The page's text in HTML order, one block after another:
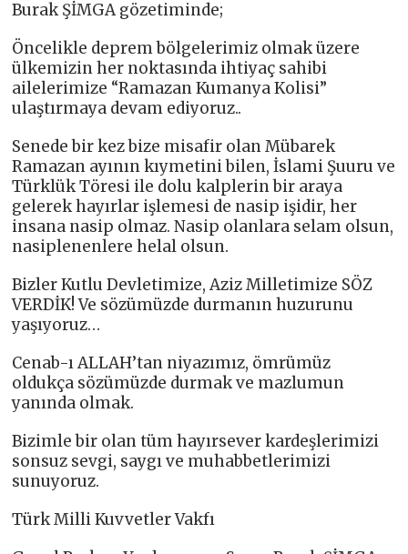
Burak ŞİMGA gözetiminde;
Öncelikle deprem bölgelerimiz olmak üzere
ülkemizin her noktasında ihtiyaç sahibi
ailelerimize “Ramazan Kumanya Kolisi”
ulaştırmaya devam ediyoruz..
Senede bir kez bize misafir olan Mübarek
Ramazan ayının kıymetini bilen, İslami Şuuru ve
Türklük Töresi ile dolu kalplerin bir araya
gelerek hayırlar işlemesi de nasip işidir, her
insana nasip olmaz. Nasip olanlara selam olsun,
nasiplenenlere helal olsun.
Bizler Kutlu Devletimize, Aziz Milletimize SÖZ
VERDİK! Ve sözümüzde durmanın huzurunu
yaşıyoruz…
Cenab-ı ALLAH’tan niyazımız, ömrümüz
oldukça sözümüzde durmak ve mazlumun
yanında olmak.
Bizimle bir olan tüm hayırsever kardeşlerimizi
sonsuz sevgi, saygı ve muhabbetlerimizi
sunuyoruz.
Türk Milli Kuvvetler Vakfı